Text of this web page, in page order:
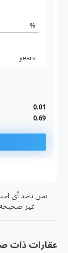
%
years
0.01
0.69
نحن ناخد أى
غير صحيحه
عقارات ذات